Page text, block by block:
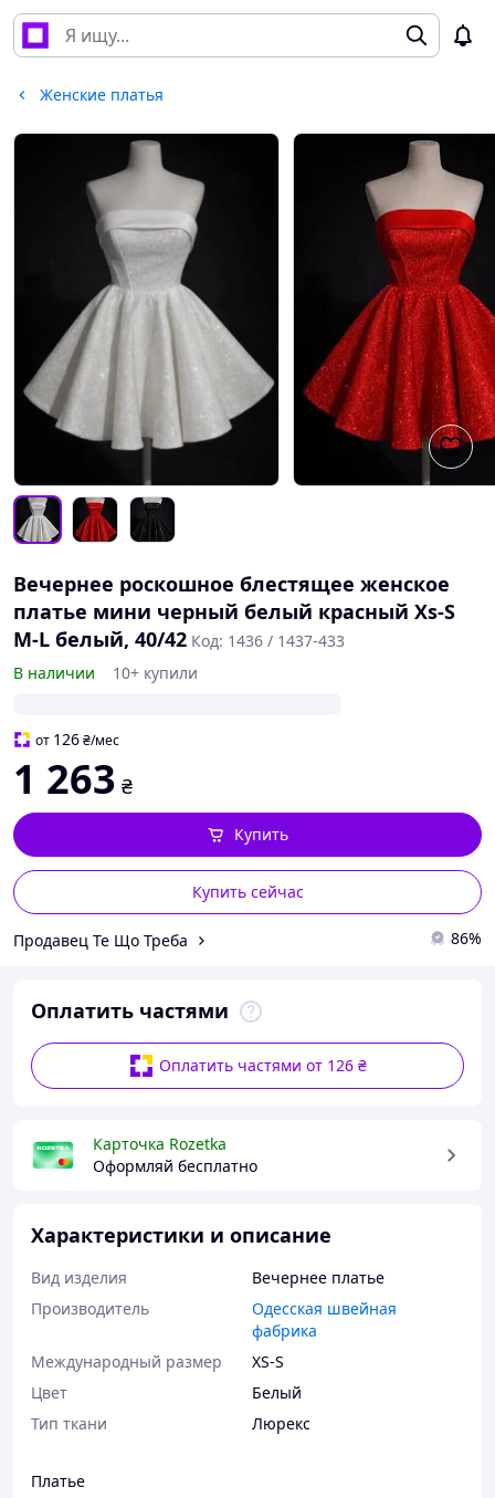
Женские платья
Вечернее роскошное блестящее женское
платье мини черный белый красный Xs-S
M-L белый, 40/42 Код: 1436 / 1437-433
В наличии
10+ купили
от 126₴/мес
1 263 ₴
Купить сейчас
Купить
Продавец Те Що Треба 86%
Оплатить частями
Оплатить частями от 126 ₴
Карточка Rozetka
Оформляй бесплатно
Характеристики и описание
Вид изделия
Вечернее платье
Производитель
Одесская швейная
фабрика
Международный размер
XS-S
Цвет
Белый
Тип ткани
Люрекс
Платье